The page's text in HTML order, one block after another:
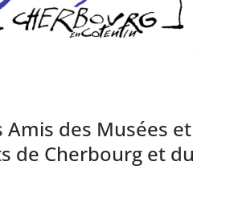
Amis des Musées et
de Cherbourg et du